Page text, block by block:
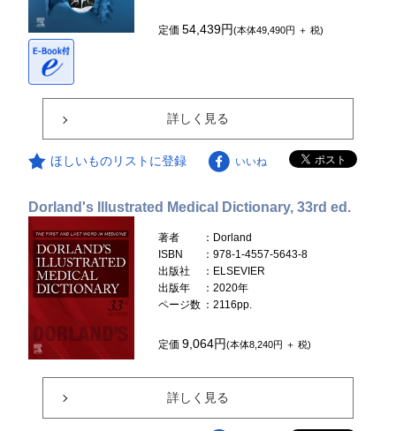
定価54,439円(本体49,490円 ＋ 税)
詳しく見る
ほしいものリストに登録 いいね
Dorland's Illustrated Medical Dictionary, 33rd ed.
著者
：Dorland
ISBN
：978-1-4557-5643-8
出版社
：ELSEVIER
出版年
：2020年
ページ数 ：2116pp.
定価9,064円(本体8,240円 ＋ 税)
詳しく見る